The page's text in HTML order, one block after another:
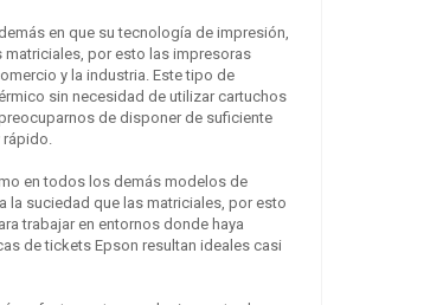
en que su tecnología de impresión,
por esto las impresoras
y la industria. Este tipo de
sin necesidad de utilizar cartuchos
de disponer de suficiente
en todos los demás modelos de
la suciedad que las matriciales, por esto
trabajar en entornos donde haya
de tickets Epson resultan ideales casi